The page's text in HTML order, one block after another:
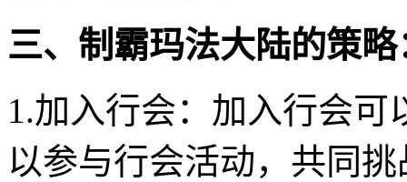
三、制霸玛法大陆的策略
1.加入行会：加入行会
以参与行会活动，共同